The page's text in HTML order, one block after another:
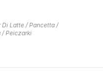
Di Latte / Pancetta /
/ Peiczarki